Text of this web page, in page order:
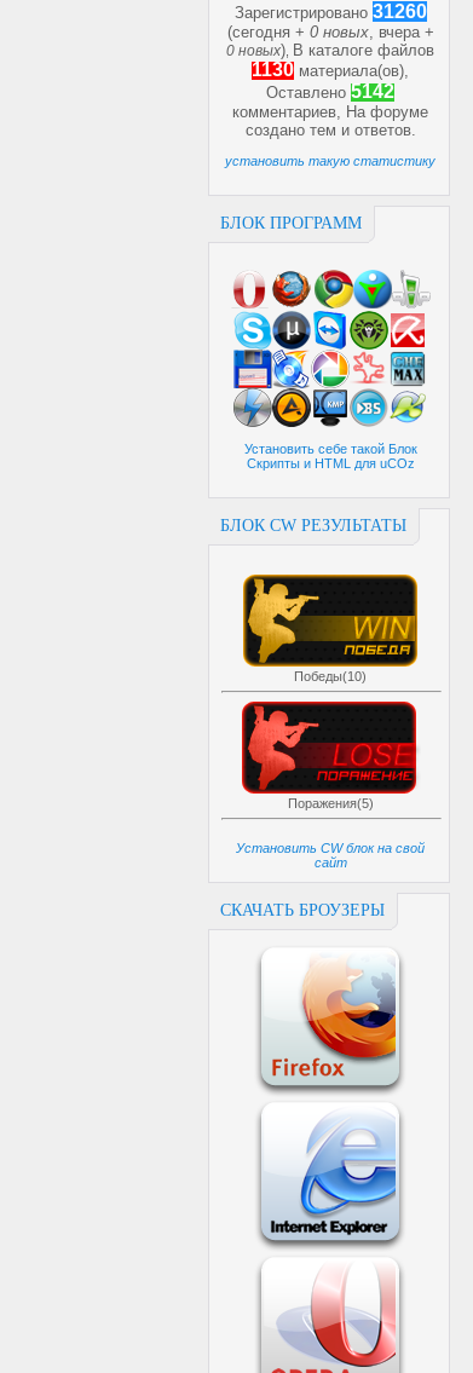
Зарегистрировано 31260
(сегодня + 0 новых, вчера +
0 новых) В каталоге файлов
1130 материала(ов),
Оставлено 5142
комментариев, На форуме
создано тем и ответов.
установить такую статистику
БЛОК ПРОГРАММ
Установить себе такой Блок
Скрипты и HTML для uCOz
БЛОК CW РЕЗУЛЬТАТЫ
Победы(10)
Поражения(5)
Установить CW блок на свой
сайт
СКАЧАТЬ БРОУЗЕРЫ